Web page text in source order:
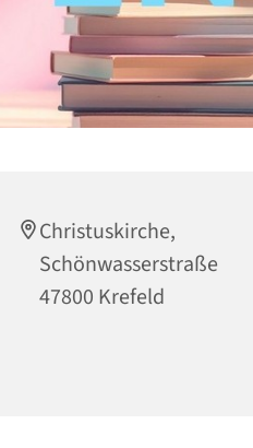
Christuskirche,
47800 Krefeld